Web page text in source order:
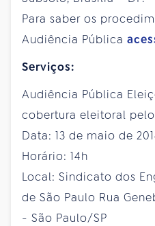
Para saber os
Audiência Pública
Serviços:
Audiência Pública
cobertura eleitoral
Data: 13 de maio de
Horário: 14h
Local: Sindicato dos
de São Paulo Rua
- São Paulo/SP